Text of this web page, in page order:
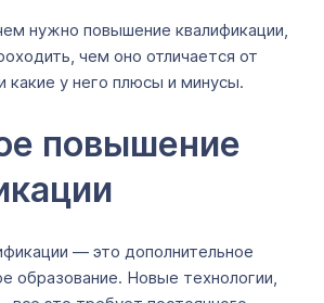
нужно повышение квалификации,
чем оно отличается от
какие у него плюсы и минусы.
повышение
— это дополнительное
образование. Новые технологии,